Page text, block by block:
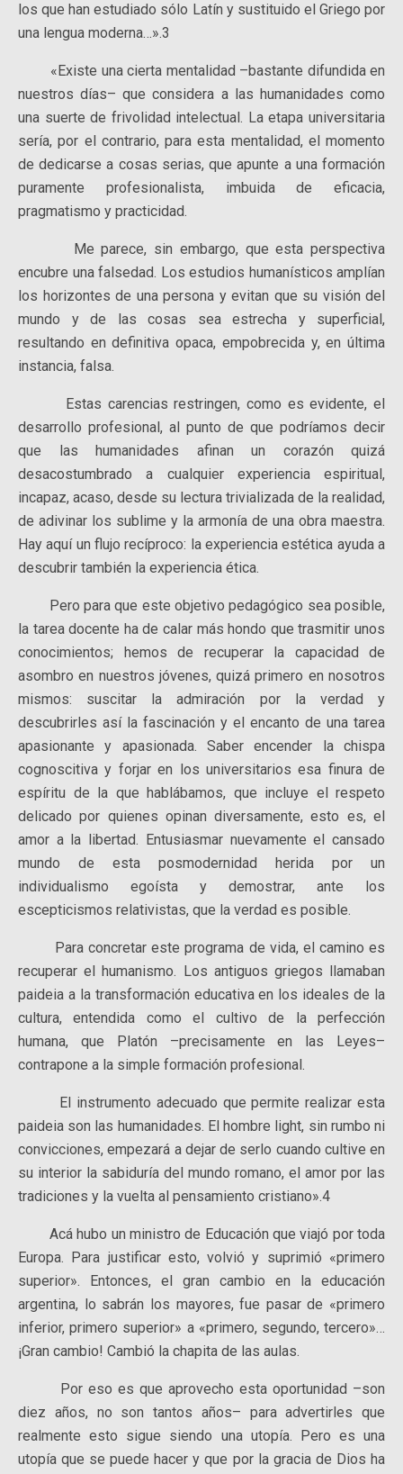
los que han estudiado sólo Latín y sustituido el Griego por
una lengua moderna…».3
«Existe una cierta mentalidad –bastante difundida en
nuestros días– que considera a las humanidades como
una suerte de frivolidad intelectual. La etapa universitaria
sería, por el contrario, para esta mentalidad, el momento
de dedicarse a cosas serias, que apunte a una formación
puramente profesionalista, imbuida de eficacia,
pragmatismo y practicidad.
Me parece, sin embargo, que esta perspectiva
encubre una falsedad. Los estudios humanísticos amplían
los horizontes de una persona y evitan que su visión del
mundo y de las cosas sea estrecha y superficial,
resultando en definitiva opaca, empobrecida y, en última
instancia, falsa.
Estas carencias restringen, como es evidente, el
desarrollo profesional, al punto de que podríamos decir
que las humanidades afinan un corazón quizá
desacostumbrado a cualquier experiencia espiritual,
incapaz, acaso, desde su lectura trivializada de la realidad,
de adivinar los sublime y la armonía de una obra maestra.
Hay aquí un flujo recíproco: la experiencia estética ayuda a
descubrir también la experiencia ética.
Pero para que este objetivo pedagógico sea posible,
la tarea docente ha de calar más hondo que trasmitir unos
conocimientos; hemos de recuperar la capacidad de
asombro en nuestros jóvenes, quizá primero en nosotros
mismos: suscitar la admiración por la verdad y
descubrirles así la fascinación y el encanto de una tarea
apasionante y apasionada. Saber encender la chispa
cognoscitiva y forjar en los universitarios esa finura de
espíritu de la que hablábamos, que incluye el respeto
delicado por quienes opinan diversamente, esto es, el
amor a la libertad. Entusiasmar nuevamente el cansado
mundo de esta posmodernidad herida por un
individualismo egoísta y demostrar, ante los
escepticismos relativistas, que la verdad es posible.
Para concretar este programa de vida, el camino es
recuperar el humanismo. Los antiguos griegos llamaban
paideia a la transformación educativa en los ideales de la
cultura, entendida como el cultivo de la perfección
humana, que Platón –precisamente en las Leyes–
contrapone a la simple formación profesional.
El instrumento adecuado que permite realizar esta
paideia son las humanidades. El hombre light, sin rumbo ni
convicciones, empezará a dejar de serlo cuando cultive en
su interior la sabiduría del mundo romano, el amor por las
tradiciones y la vuelta al pensamiento cristiano».4
Acá hubo un ministro de Educación que viajó por toda
Europa. Para justificar esto, volvió y suprimió «primero
superior». Entonces, el gran cambio en la educación
argentina, lo sabrán los mayores, fue pasar de «primero
inferior, primero superior» a «primero, segundo, tercero»…
¡Gran cambio! Cambió la chapita de las aulas.
Por eso es que aprovecho esta oportunidad –son
diez años, no son tantos años– para advertirles que
realmente esto sigue siendo una utopía. Pero es una
utopía que se puede hacer y que por la gracia de Dios ha